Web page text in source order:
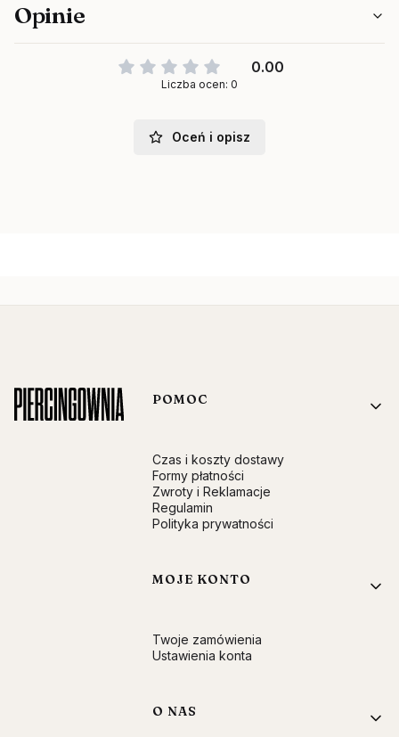
Opinie
0.00
Liczba ocen: 0
Oceń i opisz
Linki w stopce
POMOC
Czas i koszty dostawy
Formy płatności
Zwroty i Reklamacje
Regulamin
Polityka prywatności
MOJE KONTO
Twoje zamówienia
Ustawienia konta
O NAS